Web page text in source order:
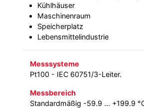
Kühlhäuser
Maschinenraum
Speicherplatz
Lebensmittelindustrie
Messsysteme
Pt100 - IEC 60751/3-Leiter.
Messbereich
Standardmäßig -59.9 ... +199.9